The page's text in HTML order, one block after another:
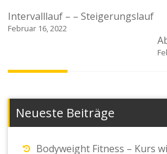
Beitragsnavigation
Intervalllauf – – Steigerungslauf
Februar 16, 2022
Neueste Beiträge
Bodyweight Fitness – Kurs